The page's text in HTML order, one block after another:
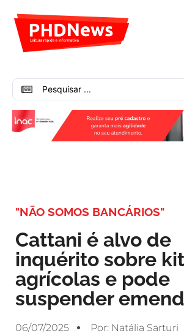
"NÃO SOMOS BANCÁRIOS"
Cattani é alvo de
inquérito sobre
agrícolas e pode
suspender
06/07/2025 Por: Natália Sarturi